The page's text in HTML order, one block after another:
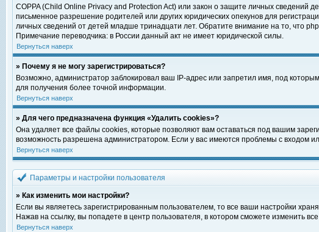
COPPA (Child Online Privacy and Protection Act) или закон о защите личных
письменное разрешение родителей или других юридических опекунов для
личных сведений от детей младше тринадцати лет. Обратите внимание на то, что
Примечание переводчика: в России данный акт не имеет юридической силы.
Вернуться наверх
» Почему я не могу зарегистрироваться?
Возможно, администратор заблокировал ваш IP-адрес или запретил имя, под
для получения более точной информации.
Вернуться наверх
» Для чего предназначена функция «Удалить cookies»?
Она удаляет все файлы cookies, которые позволяют вам оставаться под вашим
возможность разрешена администратором. Если у вас имеются проблемы с входом
Вернуться наверх
Параметры и настройки пользователя
» Как изменить мои настройки?
Если вы являетесь зарегистрированным пользователем, то все ваши настройки
Нажав на ссылку, вы попадете в центр пользователя, в котором сможете изменить
Вернуться наверх